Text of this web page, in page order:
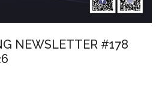
NEWSLETTER #178